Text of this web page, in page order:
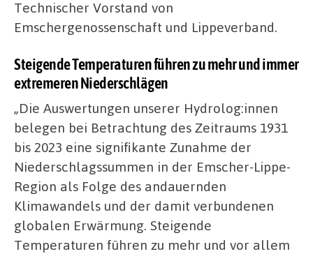
Technischer Vorstand von
Emschergenossenschaft und Lippeverband.
Steigende Temperaturen führen zu mehr und immer
extremeren Niederschlägen
„Die Auswertungen unserer Hydrolog:innen
belegen bei Betrachtung des Zeitraums 1931
bis 2023 eine signifikante Zunahme der
Niederschlagssummen in der Emscher-Lippe-
Region als Folge des andauernden
Klimawandels und der damit verbundenen
globalen Erwärmung. Steigende
Temperaturen führen zu mehr und vor allem